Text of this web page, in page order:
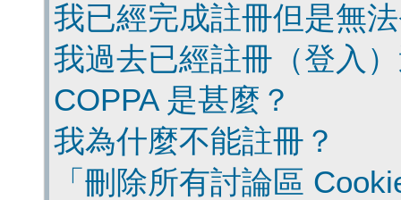
我已經完成註冊但是無
我過去已經註冊（登入
COPPA 是甚麼？
我為什麼不能註冊？
「刪除所有討論區